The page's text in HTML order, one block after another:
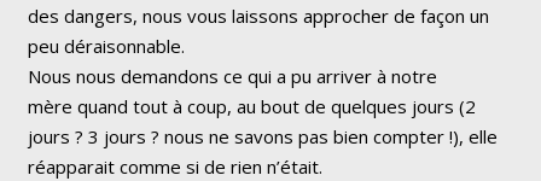
des dangers, nous vous laissons approcher de façon un
peu déraisonnable.
Nous nous demandons ce qui a pu arriver à notre
mère quand tout à coup, au bout de quelques jours (2
jours ? 3 jours ? nous ne savons pas bien compter !), elle
réapparait comme si de rien n’était.